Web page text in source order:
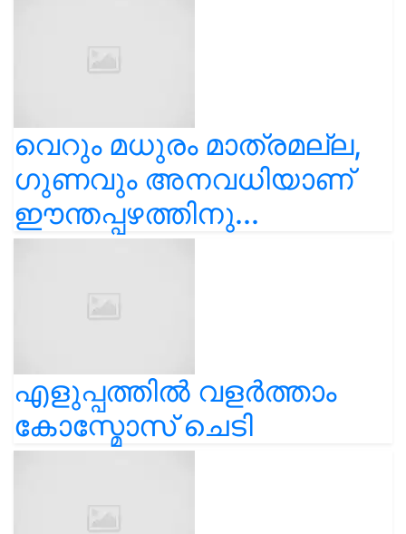
വെറും മധുരം മാത്രമല്ല,
ഗുണവും അനവധിയാണ്
ഈന്തപ്പഴത്തിനു...
എളുപ്പത്തിൽ വളർത്താം
കോസ്മോസ് ചെടി